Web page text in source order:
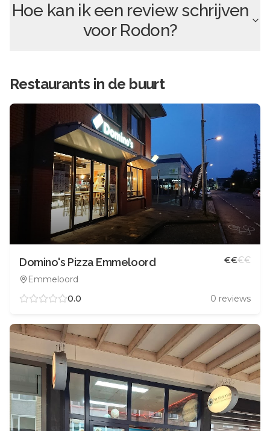
Hoe kan ik een review schrijven
voor Rodon?
Restaurants in de buurt
Domino's Pizza Emmeloord
Emmeloord
€€€€
0.0 0 reviews